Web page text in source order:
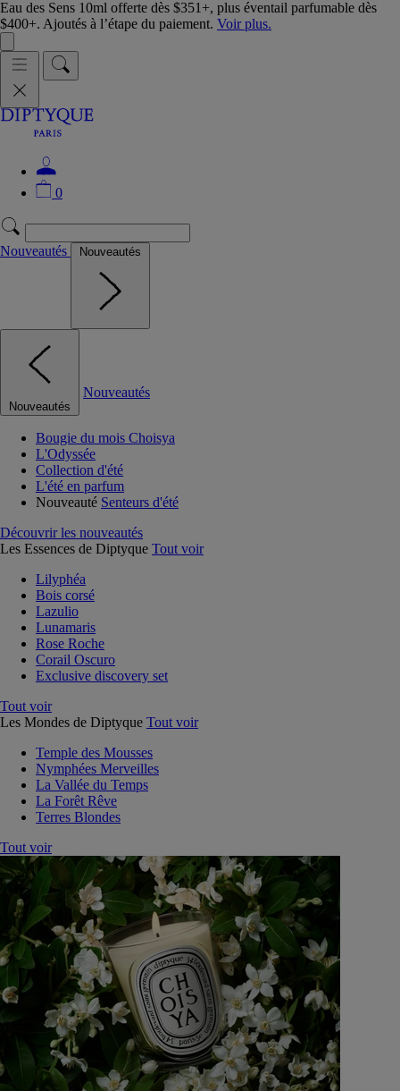
Eau des Sens 10ml offerte dès $351+, plus éventail parfumable dès
$400+. Ajoutés à l’étape du paiement. Voir plus.
0
Nouveautés Nouveautés
Nouveautés
Nouveautés
Bougie du mois Choisya
L'Odyssée
Collection d'été
L'été en parfum
Nouveauté Senteurs d'été
Découvrir les nouveautés
Les Essences de Diptyque Tout voir
Lilyphéa
Bois corsé
Lazulio
Lunamaris
Rose Roche
Corail Oscuro
Exclusive discovery set
Tout voir
Les Mondes de Diptyque Tout voir
Temple des Mousses
Nymphées Merveilles
La Vallée du Temps
La Forêt Rêve
Terres Blondes
Tout voir